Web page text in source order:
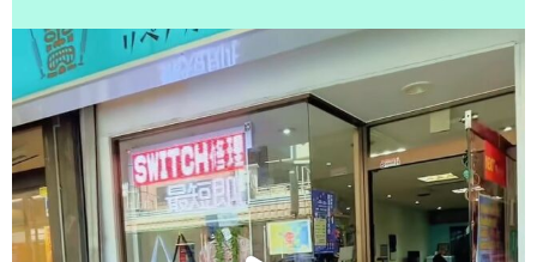
きました！ありがとうございました！
2026/05/25
松戸市よりお越しのお客様のAndroidの基板修理をさせて頂きました！あり
がとうございました！
2026/05/25
白井市よりお越しのお客様のiPhone12Proの充電不良修理をさせて頂きまし
た！ありがとうございました！
2026/05/25
松戸市よりお越しのお客様のSwitchのガラス交換をさせて頂きました！あ
りがとうございました！
2026/05/24
松戸市よりお越しのお客様のiPhone14のガラス交換をさせて頂きました！